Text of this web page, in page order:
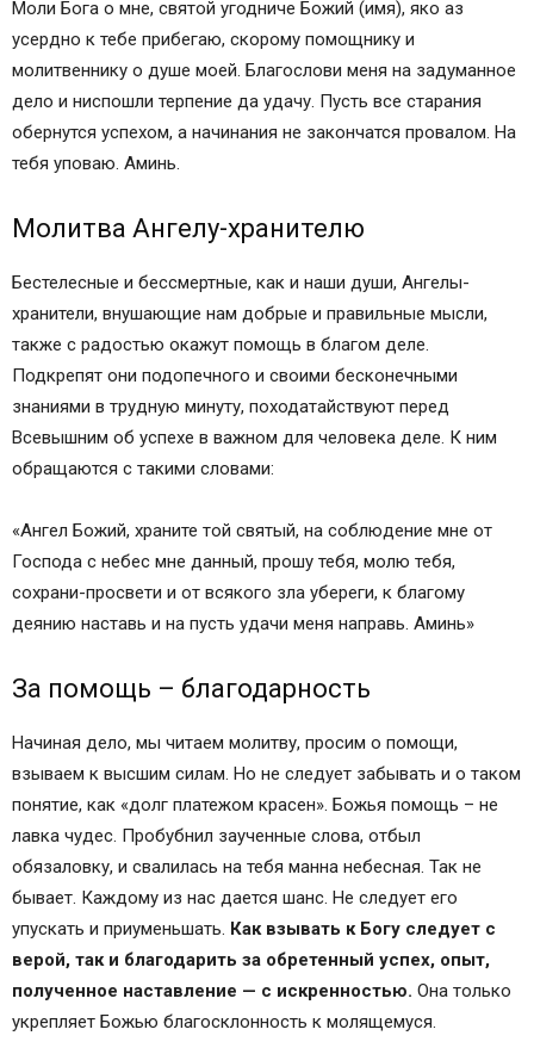
Моли Бога о мне, святой угодниче Божий (имя), яко аз
усердно к тебе прибегаю, скорому помощнику и
молитвеннику о душе моей. Благослови меня на задуманное
дело и ниспошли терпение да удачу. Пусть все старания
обернутся успехом, а начинания не закончатся провалом. На
тебя уповаю. Аминь.
Молитва Ангелу-хранителю
Бестелесные и бессмертные, как и наши души, Ангелы-
хранители, внушающие нам добрые и правильные мысли,
также с радостью окажут помощь в благом деле.
Подкрепят они подопечного и своими бесконечными
знаниями в трудную минуту, походатайствуют перед
Всевышним об успехе в важном для человека деле. К ним
обращаются с такими словами:
«Ангел Божий, храните той святый, на соблюдение мне от
Господа с небес мне данный, прошу тебя, молю тебя,
сохрани-просвети и от всякого зла убереги, к благому
деянию наставь и на пусть удачи меня направь. Аминь»
За помощь – благодарность
Начиная дело, мы читаем молитву, просим о помощи,
взываем к высшим силам. Но не следует забывать и о таком
понятие, как «долг платежом красен». Божья помощь – не
лавка чудес. Пробубнил заученные слова, отбыл
обязаловку, и свалилась на тебя манна небесная. Так не
бывает. Каждому из нас дается шанс. Не следует его
упускать и приуменьшать. Как взывать к Богу следует с
верой, так и благодарить за обретенный успех, опыт,
полученное наставление — с искренностью. Она только
укрепляет Божью благосклонность к молящемуся.